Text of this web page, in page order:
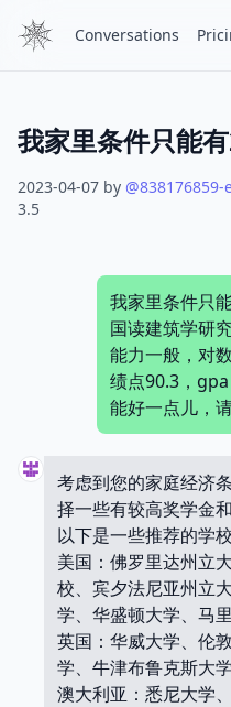
Conversations
2023-04-07 by @838176859-
3.5
我家里条件只
国读建筑学研
能力一般，对
绩点90.3，
能好一点儿，
考虑到您的家庭经济
择一些有较高奖学金
以下是一些推荐的学校
美国：佛罗里达州立
校、宾夕法尼亚州立
学、华盛顿大学、马里
英国：华威大学、伦
学、牛津布鲁克斯大
澳大利亚：悉尼大学